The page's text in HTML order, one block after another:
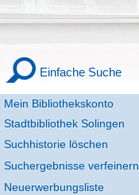
Mein Bibliothekskonto
Stadtbibliothek Solingen
Einfache Suche
Suchhistorie löschen
Suchergebnisse verfeinern
Neuerwerbungsliste